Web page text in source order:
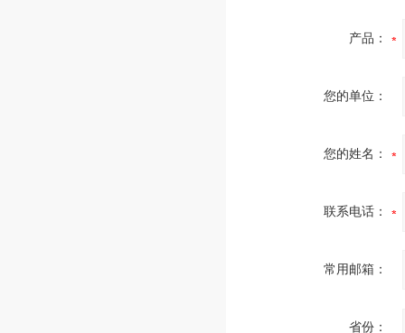
产品：
您的单位：
您的姓名：
联系电话：
常用邮箱：
省份：